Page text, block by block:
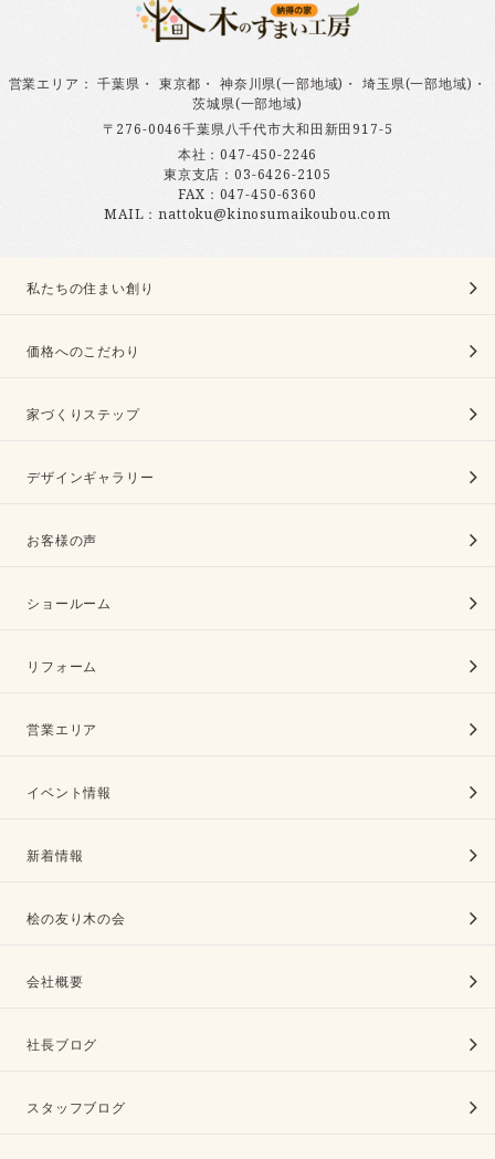
営業エリア ：千葉県 ・ 東京都 ・ 神奈川県(一部地域) ・ 埼玉県(一部地域) ・
茨城県(一部地域)
〒276-0046千葉県八千代市大和田新田917-5
本社：047-450-2246
東京支店：03-6426-2105
FAX：047-450-6360
MAIL：nattoku@kinosumaikoubou.com
私たちの住まい創り
価格へのこだわり
家づくりステップ
デザインギャラリー
お客様の声
ショールーム
リフォーム
営業エリア
イベント情報
新着情報
桧の友り木の会
会社概要
社長ブログ
スタッフブログ